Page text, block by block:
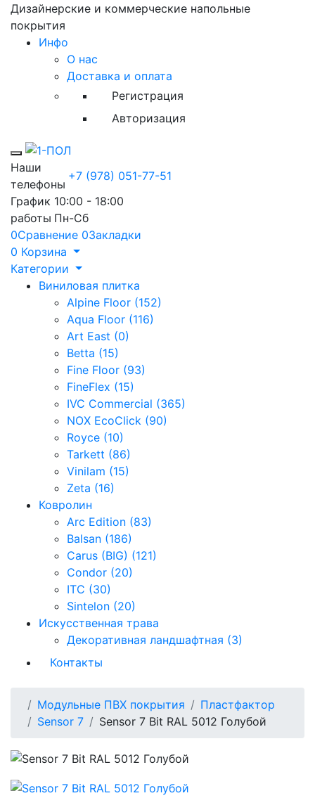
Дизайнерские и коммерческие напольные
покрытия
Инфо
О нас
Доставка и оплата
Регистрация
Авторизация
Toggle mobile menu
Наши
телефоны
+7 (978) 051-77-51
График
работы
10:00 - 18:00
Пн-Сб
0Сравнение 0Закладки
0 Корзина
Категории
Виниловая плитка
Alpine Floor (152)
Aqua Floor (116)
Art East (0)
Betta (15)
Fine Floor (93)
FineFlex (15)
IVC Commercial (365)
NOX EcoClick (90)
Royce (10)
Tarkett (86)
Vinilam (15)
Zeta (16)
Ковролин
Arc Edition (83)
Balsan (186)
Carus (BIG) (121)
Condor (20)
ITC (30)
Sintelon (20)
Искусственная трава
Декоративная ландшафтная (3)
Контакты
Модульные ПВХ покрытия
Пластфактор
Sensor 7
Sensor 7 Bit RAL 5012 Голубой